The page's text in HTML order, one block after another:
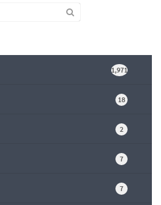
1,971
18
2
7
7